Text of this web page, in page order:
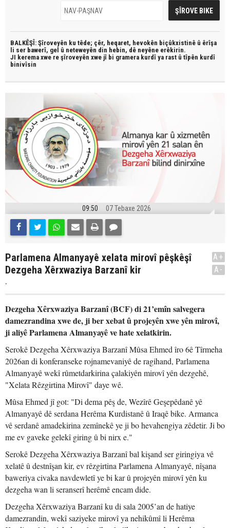
BALKÊŞÎ: Şîroveyên ku têde; çêr, heqaret, hevokên biçûkxistinê û êrîşa
li ser bawerî, gel û neteweyên din hebin, dê neyêne erêkirin.
JI kerema xwe re şîroveyên xwe jî bi gramera kurdî ya rast û tîpên kurdî
binivîsin
09:50 07 Tebaxe 2026
Parlamena Almanyayê xelata mirovî pêşkêşî
Dezgeha Xêrxwaziya Barzanî kir
.
A+
A-
Dezgeha Xêrxwaziya Barzanî (BCF) di 21’emîn salvegera
damezrandina xwe de, ji ber xebat û projeyên xwe yên mirovî,
ji aliyê Parlamena Almanyayê ve hate xelatkirin.
Serokê Dezgeha Xêrxwaziya Barzanî Mûsa Ehmed îro 6ê Tîrmeha
2026an di konferanseke rojnamevaniyê de ragihand, Parlamena
Almanyayê wekî rûmetdarkirina çalakiyên mirovî yên dezgehê,
"Xelata Rêzgirtina Mirovî" daye wê.
Mûsa Ehmed jî got: "Di dema pêş de, Wezîrê Geşepêdanê yê
Almanyayê dê serdana Herêma Kurdistanê û Iraqê bike. Armanca
vê serdanê amadekirina zemînekê ye ji bo hevahengiya zêdetir. Ji bo
me ev gaveke gelekî giring û bi nirx e."
Serokê Dezgeha Xêrxwaziya Barzanî bal kişand ser giringiya vê
xelatê û destnîşan kir, ev rêzgirtina Parlamena Almanyayê, nîşana
baweriya civaka navdewletî ye bi kar û projeyên mirovî yên ku
dezgeha wan li seranserî herêmê encam dide.
Dezgeha Xêrxwaziya Barzanî ku di sala 2005’an de hatiye
damezrandin, wekî saziyeke mirovî ya nehikûmî li Herêma